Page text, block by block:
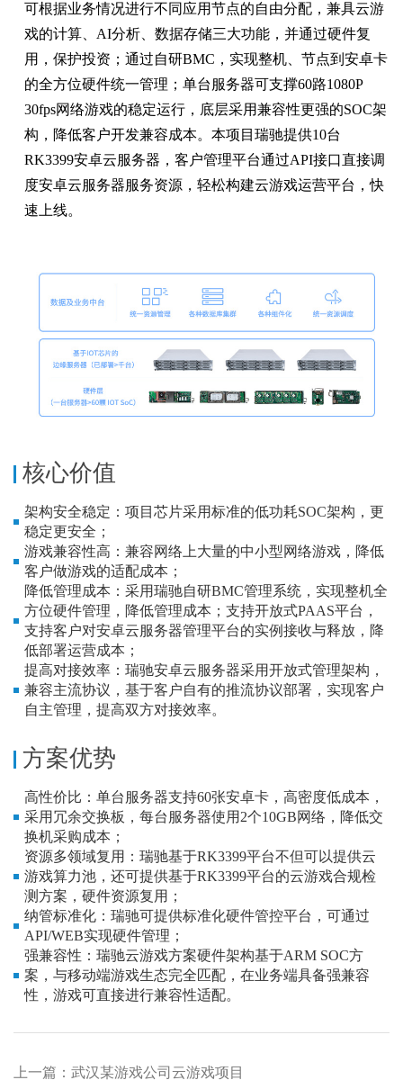
可根据业务情况进行不同应用节点的自由分配，兼具云游
戏的计算、AI分析、数据存储三大功能，并通过硬件复
用，保护投资；通过自研BMC，实现整机、节点到安卓卡
的全方位硬件统一管理；单台服务器可支撑60路1080P
30fps网络游戏的稳定运行，底层采用兼容性更强的SOC架
构，降低客户开发兼容成本。本项目瑞驰提供10台
RK3399安卓云服务器，客户管理平台通过API接口直接调
度安卓云服务器服务资源，轻松构建云游戏运营平台，快
速上线。
核心价值
架构安全稳定：项目芯片采用标准的低功耗SOC架构，更
稳定更安全；
游戏兼容性高：兼容网络上大量的中小型网络游戏，降低
客户做游戏的适配成本；
降低管理成本：采用瑞驰自研BMC管理系统，实现整机全
方位硬件管理，降低管理成本；支持开放式PAAS平台，
支持客户对安卓云服务器管理平台的实例接收与释放，降
低部署运营成本；
提高对接效率：瑞驰安卓云服务器采用开放式管理架构，
兼容主流协议，基于客户自有的推流协议部署，实现客户
自主管理，提高双方对接效率。
方案优势
高性价比：单台服务器支持60张安卓卡，高密度低成本，
采用冗余交换板，每台服务器使用2个10GB网络，降低交
换机采购成本；
资源多领域复用：瑞驰基于RK3399平台不但可以提供云
游戏算力池，还可提供基于RK3399平台的云游戏合规检
测方案，硬件资源复用；
纳管标准化：瑞驰可提供标准化硬件管控平台，可通过
API/WEB实现硬件管理；
强兼容性：瑞驰云游戏方案硬件架构基于ARM SOC方
案，与移动端游戏生态完全匹配，在业务端具备强兼容
性，游戏可直接进行兼容性适配。
上一篇：武汉某游戏公司云游戏项目